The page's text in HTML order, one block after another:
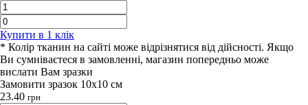
Купити в 1 клiк
* Колір тканин на сайті може відрізнятися від дійсності. Якщо
Ви сумніваєтеся в замовленні, магазин попередньо може
вислати Вам зразки
Замовити зразок 10х10 см
23.40 грн